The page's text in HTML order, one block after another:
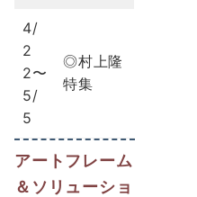
4/
2
2〜
5/
5
◎村上隆
特集
アートフレーム
＆ソリューショ